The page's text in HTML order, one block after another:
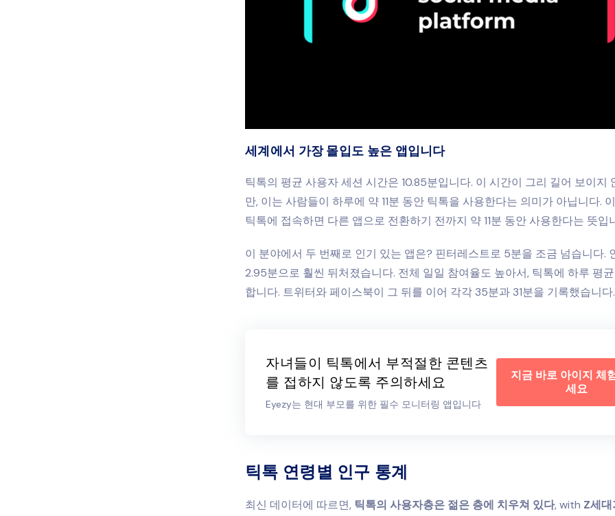
세계에서 가장 몰입도 높은 앱입니다
틱톡의 평균 사용자 세션 시간은 10.85분입니다. 이 시간이 그리 길어 보이지
만, 이는 사람들이 하루에 약 11분 동안 틱톡을 사용한다는 의미가 아닙니다.
틱톡에 접속하면 다른 앱으로 전환하기 전까지 약 11분 동안 사용한다는 뜻입
이 분야에서 두 번째로 인기 있는 앱은? 핀터레스트로 5분을 조금 넘습니다.
2.95분으로 훨씬 뒤처졌습니다. 전체 일일 참여율도 높아서, 틱톡에 하루 평
합니다. 트위터와 페이스북이 그 뒤를 이어 각각 35분과 31분을 기록했습니다.
자녀들이 틱톡에서 부적절한 콘텐츠
를 접하지 않도록 주의하세요
Eyezy는 현대 부모를 위한 필수 모니터링 앱입니다
지금 바로 아이지 체
세요
틱톡 연령별 인구 통계
최신 데이터에 따르면, 틱톡의 사용자층은 젊은 층에 치우쳐 있다, with Z세대